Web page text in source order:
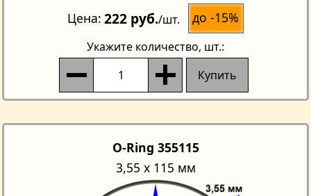
Цена 222 руб./шт. до -15%
Укажите количество, шт.:
Купить
O-Ring 355115
3,55 х 115 мм